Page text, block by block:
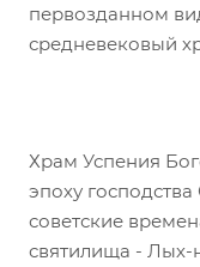
первозданном
средневековый
Храм Успения
эпоху
советские
святилища - Лых-